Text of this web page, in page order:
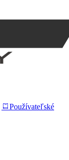
Používateľské